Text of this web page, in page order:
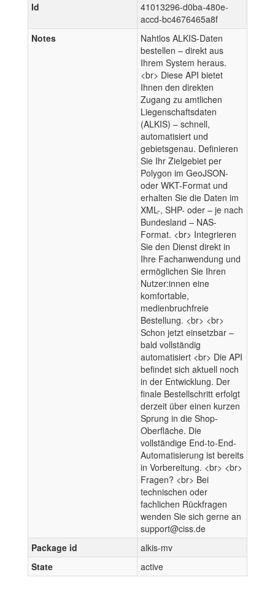
Id
41013296-d0ba-480e-
accd-bc4676465a8f
Notes
Nahtlos ALKIS-Daten
bestellen – direkt aus
Ihrem System heraus.
<br> Diese API bietet
Ihnen den direkten
Zugang zu amtlichen
Liegenschaftsdaten
(ALKIS) – schnell,
automatisiert und
gebietsgenau. Definieren
Sie Ihr Zielgebiet per
Polygon im GeoJSON-
oder WKT-Format und
erhalten Sie die Daten im
XML-, SHP- oder – je nach
Bundesland – NAS-
Format. <br> Integrieren
Sie den Dienst direkt in
Ihre Fachanwendung und
ermöglichen Sie Ihren
Nutzer:innen eine
komfortable,
medienbruchfreie
Bestellung. <br> <br>
Schon jetzt einsetzbar –
bald vollständig
automatisiert <br> Die API
befindet sich aktuell noch
in der Entwicklung. Der
finale Bestellschritt erfolgt
derzeit über einen kurzen
Sprung in die Shop-
Oberfläche. Die
vollständige End-to-End-
Automatisierung ist bereits
in Vorbereitung. <br> <br>
Fragen? <br> Bei
technischen oder
fachlichen Rückfragen
wenden Sie sich gerne an
support@ciss.de
Package id
alkis-mv
State
active